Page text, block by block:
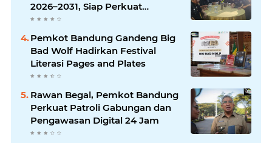
2026–2031, Siap Perkuat
Solidaritas dan Hadirkan
Masyarakat
Pemkot Bandung Gandeng Big
Bad Wolf Hadirkan Festival
Literasi Pages and Plates
Rawan Begal, Pemkot Bandung
Perkuat Patroli Gabungan dan
Pengawasan Digital 24 Jam